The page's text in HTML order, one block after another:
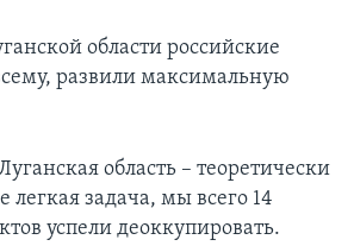
области российские
развили максимальную
область – теоретически
легкая задача, мы всего 14
успели деоккупировать.